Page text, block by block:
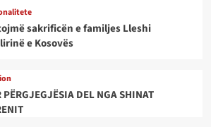
sakrificën e familjes Lleshi
e Kosovës
PËRGJEGJËSIA DEL NGA SHINAT